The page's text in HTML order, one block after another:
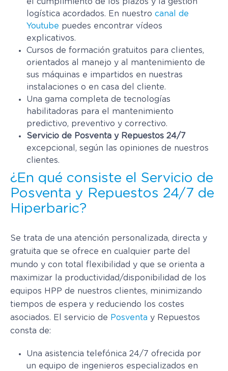
logística acordados. En nuestro canal de
Youtube puedes encontrar vídeos
explicativos.
Cursos de formación gratuitos para clientes,
orientados al manejo y al mantenimiento de
sus máquinas e impartidos en nuestras
instalaciones o en casa del cliente.
Una gama completa de tecnologías
habilitadoras para el mantenimiento
predictivo, preventivo y correctivo.
Servicio de Posventa y Repuestos 24/7
excepcional, según las opiniones de nuestros
clientes.
¿En qué consiste el Servicio de
Posventa y Repuestos 24/7 de
Hiperbaric?
Se trata de una atención personalizada, directa y
gratuita que se ofrece en cualquier parte del
mundo y con total flexibilidad y que se orienta a
maximizar la productividad/disponibilidad de los
equipos HPP de nuestros clientes, minimizando
tiempos de espera y reduciendo los costes
asociados. El servicio de Posventa y Repuestos
consta de:
Una asistencia telefónica 24/7 ofrecida por
un equipo de ingenieros especializados en